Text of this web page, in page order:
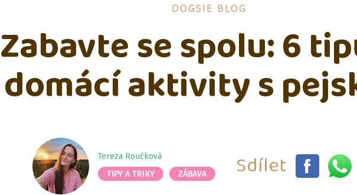
DOGSIE BLOG
Zabavte se spolu: 6
domácí aktivity s
Tereza Roučková
TIPY A TRIKY
ZÁBAVA Sdílet